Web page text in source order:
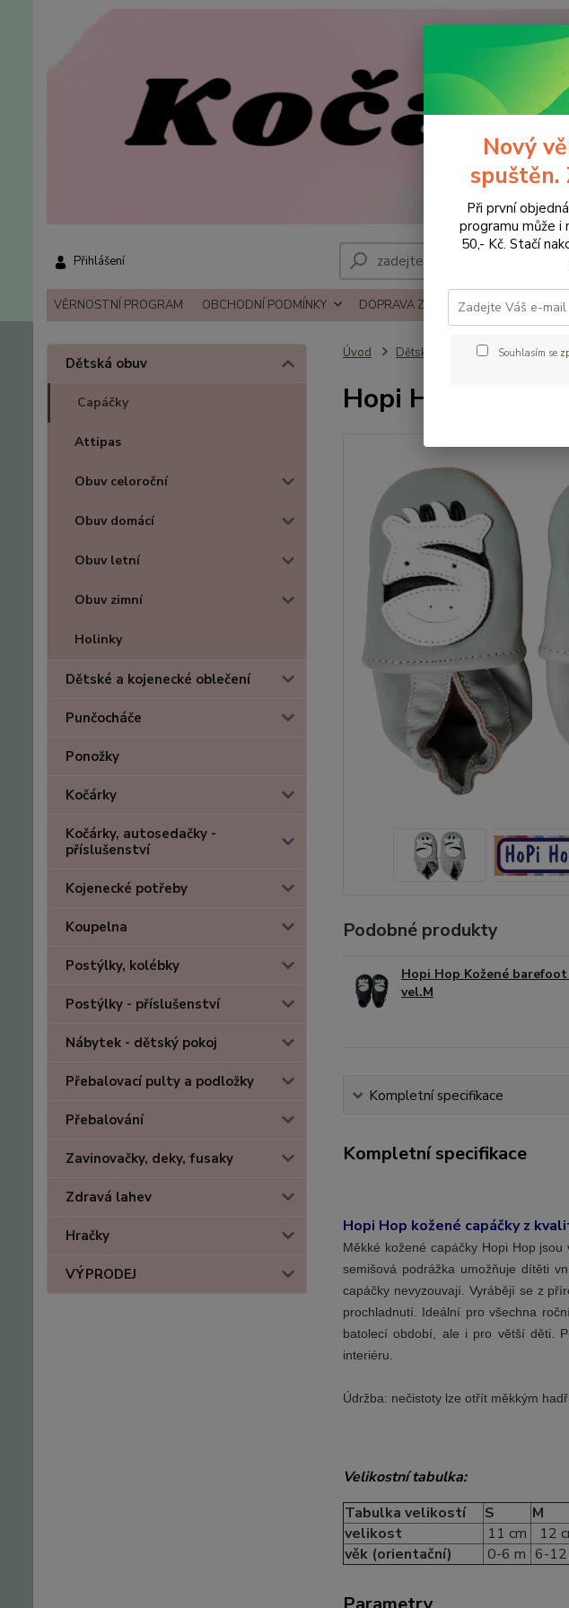
VĚRNOSTNÍ PROGRAM OBCHODNÍ PODMÍNKY DOPRAVA ZBOŽÍ REKLAMACE A
Přihlášení
Dětská obuv
Capáčky
Attipas
Obuv celoroční
Obuv domácí
Obuv letní
Obuv zimní
Holinky
Dětské a kojenecké oblečení
Punčocháče
Ponožky
Kočárky
Kočárky, autosedačky -
příslušenství
Kojenecké potřeby
Koupelna
Postýlky, kolébky
Postýlky - příslušenství
Nábytek - dětský pokoj
Přebalovací pulty a podložky
Přebalování
Zavinovačky, deky, fusaky
Zdravá lahev
Hračky
VÝPRODEJ
Úvod Dětská obuv Capáčky
Hopi Hop
Podobné produkty
Hopi Hop Kožené
vel.M
Kompletní specifikace
Kompletní specifikace
Hopi Hop kožené capáčky z
Měkké kožené capáčky Hopi Hop
semišová podrážka umožňuje dítěti
capáčky nevyzouvají. Vyrábějí se z
prochladnutí. Ideální pro všechna
batolecí období, ale i pro větší děti.
interiéru.
Údržba: nečistoty lze otřít měkkým
Velikostní tabulka:
Tabulka velikostí
S M
velikost
11 cm 12
věk (orientační)
0-6 m 6-12
Nový
spuštěn.
Při první
programu může i
50,- Kč. Stačí
Souhlasím se